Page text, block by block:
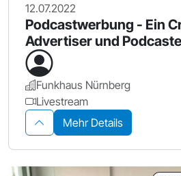
12.07.2022
Podcastwerbung - Ein
Advertiser und
Funkhaus Nürnberg
Livestream
Mehr Details